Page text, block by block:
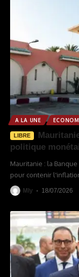
A LA UNE
LIBRE
politique
Mauritanie : la
pour contenir
Mly 18/07/2026